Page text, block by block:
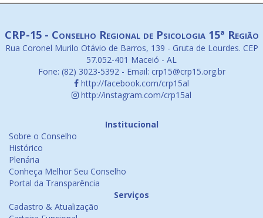
CRP-15 - Conselho Regional de Psicologia 15ª Região
Rua Coronel Murilo Otávio de Barros, 139 - Gruta de Lourdes. CEP
57.052-401 Maceió - AL
Fone: (82) 3023-5392 - Email: crp15@crp15.org.br
http://facebook.com/crp15al
http://instagram.com/crp15al
Institucional
Sobre o Conselho
Histórico
Plenária
Conheça Melhor Seu Conselho
Portal da Transparência
Serviços
Cadastro & Atualização